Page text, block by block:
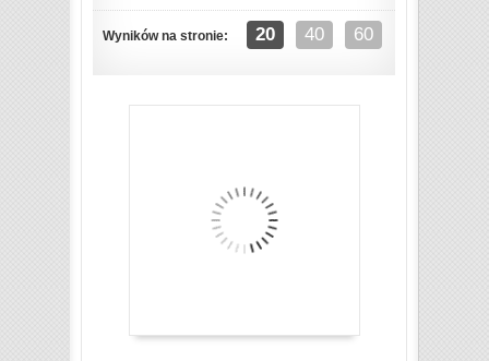
Wyników na stronie: 20 40 60
ZOBACZ SZCZEGÓŁY